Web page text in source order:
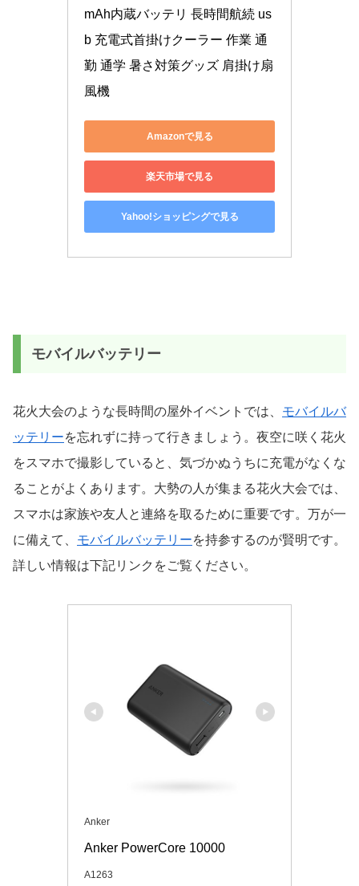
mAh内蔵バッテリ 長時間航続 us
b 充電式首掛けクーラー 作業 通
勤 通学 暑さ対策グッズ 肩掛け扇
風機
Amazonで見る
楽天市場で見る
Yahoo!ショッピングで見る
モバイルバッテリー
花火大会のような長時間の屋外イベントでは、 モバイルバ
ッテリーを忘れずに持って行きましょう。夜空に咲く花火
をスマホで撮影していると、気づかぬうちに充電がなくな
ることがよくあります。大勢の人が集まる花火大会では、
スマホは家族や友人と連絡を取るために重要です。万が一
に備えて、 モバイルバッテリーを持参するのが賢明です。
詳しい情報は下記リンクをご覧ください。
Anker
Anker PowerCore 10000
A1263